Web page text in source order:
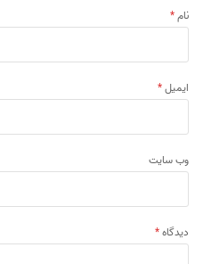
نام*
ایمیل*
وب‌ سایت
دیدگاه*